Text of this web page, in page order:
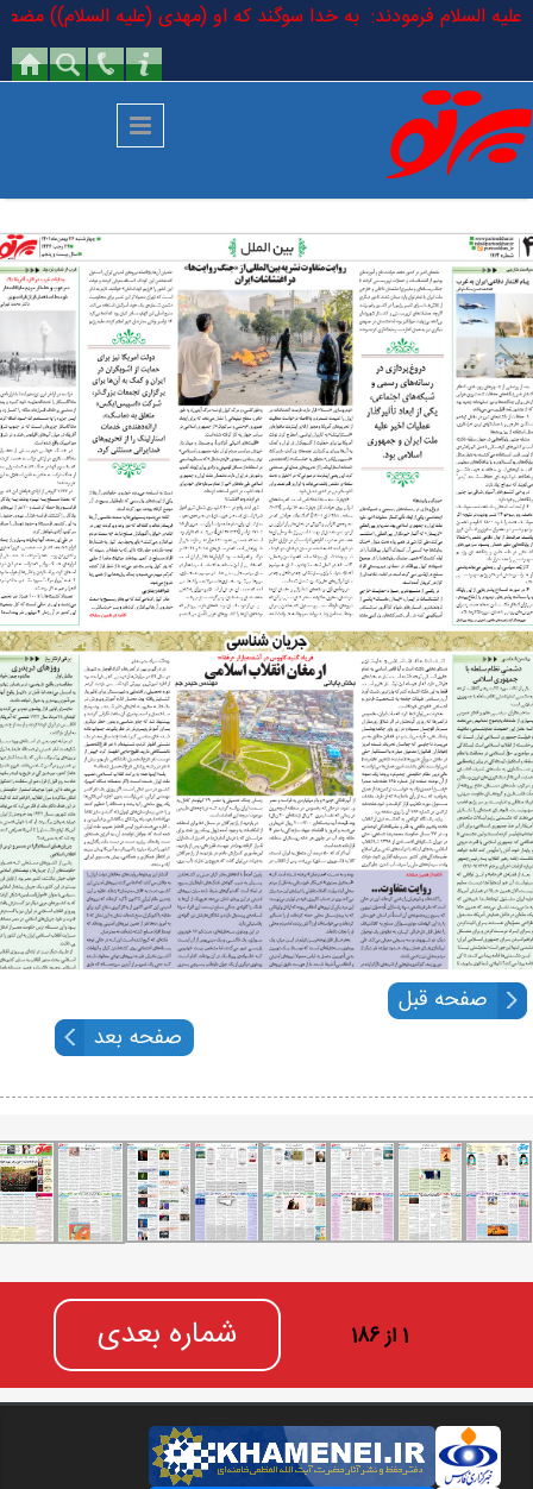
رفتن به محتوای اصلی
علیه السلام فرمودند: به خدا سوگند که او (مهدی (علیه السلام))
1 از 186 شماره بعدی